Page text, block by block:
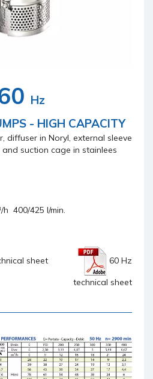
Hz
- HIGH CAPACITY
diffuser in Noryl, external sleeve
suction cage in stainlees
 400/425 l/min.
sheet 60 Hz
technical sheet